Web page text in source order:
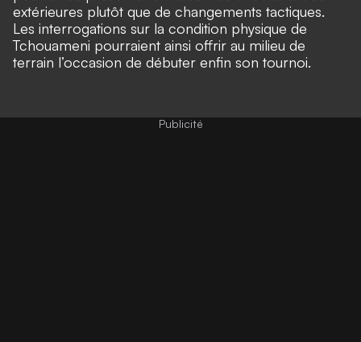
extérieures plutôt que de changements tactiques.
Les interrogations sur la condition physique de
Tchouameni pourraient ainsi offrir au milieu de
terrain l’occasion de débuter enfin son tournoi.